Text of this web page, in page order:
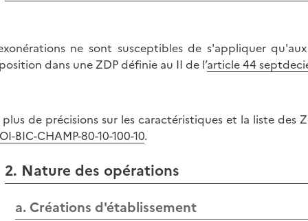
ne sont susceptibles de s'appliquer
dans une ZDP définie au II de l’article 44
plus de précisions sur les caractéristiques et la liste des
BIC-CHAMP-80-10-100-10.
2. Nature des opérations
a. Créations d'établissement